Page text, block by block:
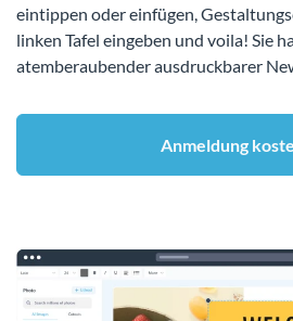
eintippen oder einfügen,
linken Tafel eingeben und voila! Sie
atemberaubender ausdruckbarer
Anmeldung